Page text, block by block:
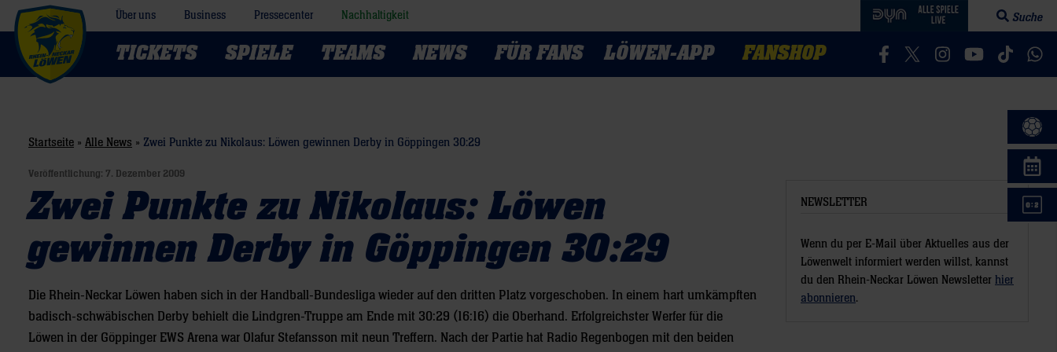
Über uns Business Pressecenter Nachhaltigkeit
Suchfeld
Suche
TICKETS SPIELE TEAMS NEWS FÜR FANS LÖWEN-APP FANSHOP Besucht uns auf Facebook
Besucht uns auf Twitter
Besucht uns auf
Besucht uns
Besucht
Startseite » Alle News » Zwei Punkte zu Nikolaus: Löwen gewinnen Derby in Göppingen 30:29
Veröffentlichung: 7. Dezember 2009
Zwei Punkte zu Nikolaus: Löwen
gewinnen Derby in Göppingen 30:29
Die Rhein-Neckar Löwen haben sich in der Handball-Bundesliga wieder auf den dritten Platz vorgeschoben. In einem hart umkämpften
badisch-schwäbischen Derby behielt die Lindgren-Truppe am Ende mit 30:29 (16:16) die Oberhand. Erfolgreichster Werfer für die
Löwen in der Göppinger EWS Arena war Olafur Stefansson mit neun Treffern. Nach der Partie hat Radio Regenbogen mit den beiden
NEWSLETTER
Wenn du per E-Mail über Aktuelles aus der
Löwenwelt informiert werden willst, kannst
du den Rhein-Neckar Löwen Newsletter hier
abonnieren.